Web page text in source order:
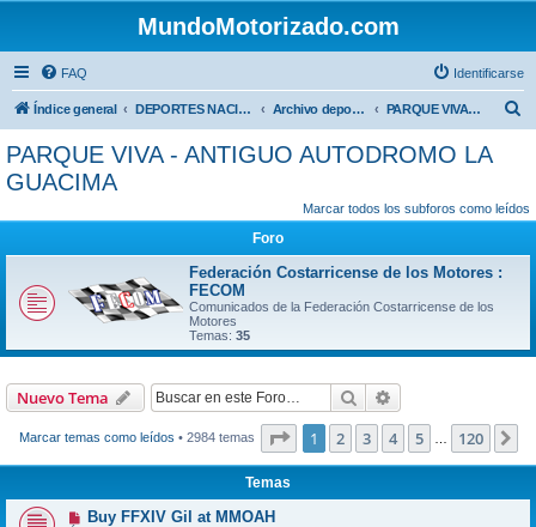
MundoMotorizado.com
FAQ Identificarse
Índice general DEPORTES NACIONALES Archivo deportes nacionales PARQUE VIVA - ANTIGUO AUTODROMO LA GUACIMA
a
PARQUE VIVA - ANTIGUO AUTODROMO LA
GUACIMA
Marcar todos los subforos como leídos
Foro
Federación Costarricense de los Motores :
FECOM
Comunicados de la Federación Costarricense de los
Motores
Temas: 35
Nuevo Tema Buscar
Marcar temas como leídos • 2984 temas Página de 120
1 2 3 4 5 120
Temas
Buy FFXIV Gil at MMOAH